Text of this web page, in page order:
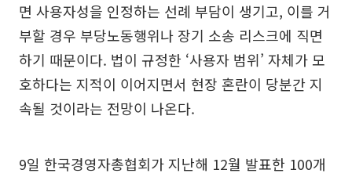
면 사용자성을 인정하는 선례 부담이 생기고, 이를 거
부할 경우 부당노동행위나 장기 소송 리스크에 직면
하기 때문이다. 법이 규정한 ‘사용자 범위’ 자체가 모
호하다는 지적이 이어지면서 현장 혼란이 당분간 지
속될 것이라는 전망이 나온다.
9일 한국경영자총협회가 지난해 12월 발표한 100개